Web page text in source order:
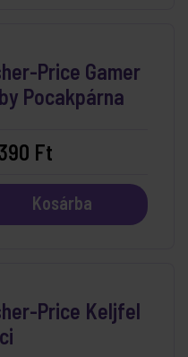
Price Gamer
Pocakpárna
Ft
Kosárba
Price Keljfel